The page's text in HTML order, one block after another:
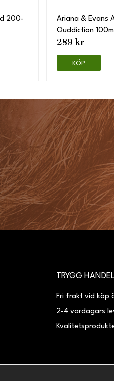
200-
Ariana & Evans
Ouddiction
289 kr
KÖP
TRYGG HANDEL
Fri frakt vid köp
2-4 vardagars